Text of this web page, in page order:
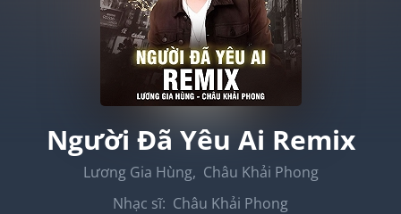
Người Đã Yêu Ai Remix
Lương Gia Hùng, Châu Khải Phong
Nhạc sĩ: Châu Khải Phong